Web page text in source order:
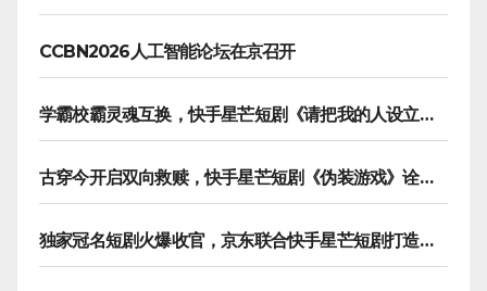
CCBN2026人工智能论坛在京召开
学霸校霸灵魂互换，快手星芒短剧《请把我的人设立住》笑泪齐飞
古穿今开启双向救赎，快手星芒短剧《伪装游戏》诠释热血青春友谊
独家冠名短剧火爆收官，京东联合快手星芒短剧打造双11营销范本